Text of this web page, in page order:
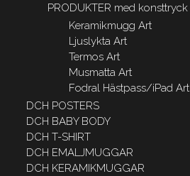
PRODUKTER med konsttryck
Keramikmugg Art
Ljuslykta Art
Termos Art
Musmatta Art
Fodral Hästpass/iPad Art
DCH POSTERS
DCH BABY BODY
DCH T-SHIRT
DCH EMALJMUGGAR
DCH KERAMIKMUGGAR